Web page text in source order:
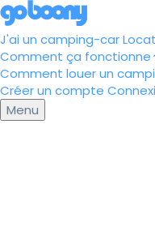
J'ai un camping-car
Comment ça fonctionne
Comment louer un
Créer un compte
Menu